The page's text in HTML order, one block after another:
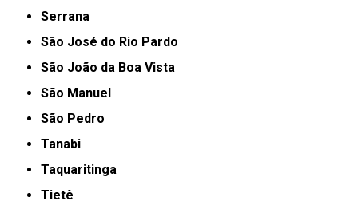
Serrana
São José do Rio Pardo
São João da Boa Vista
São Manuel
São Pedro
Tanabi
Taquaritinga
Tietê